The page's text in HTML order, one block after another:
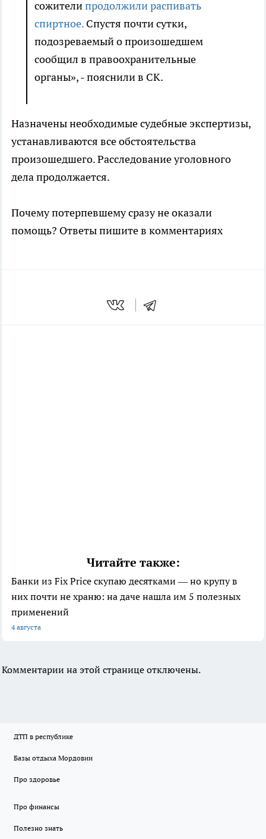
сожителипродолжили распивать
спиртное. Спустя почти сутки,
подозреваемый о произошедшем
сообщил в правоохранительные
органы», - пояснили в СК.
Назначены необходимые судебные экспертизы,
устанавливаются все обстоятельства
произошедшего. Расследование уголовного
дела продолжается.
Почему потерпевшему сразу не оказали
помощь? Ответы пишите в комментариях
Читайте также:
Банки из Fix Price скупаю десятками — но крупу в
них почти не храню: на даче нашла им 5 полезных
применений
4 августа
Комментарии на этой странице отключены.
ДТП в республике
Базы отдыха Мордовии
Про здоровье
Про финансы
Полезно знать